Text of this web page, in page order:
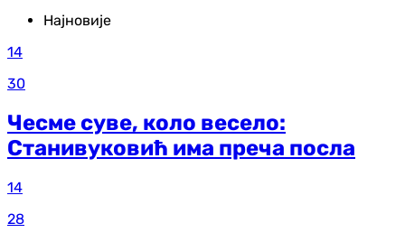
Најновије
14
30
Чесме суве, коло весело:
Станивуковић има преча посла
14
28